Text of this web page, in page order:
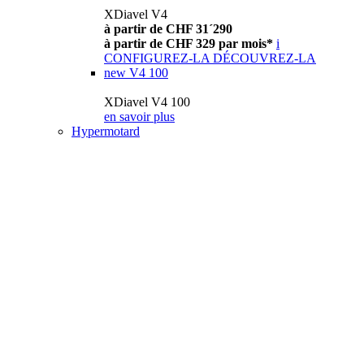
XDiavel V4
à partir de CHF 31´290
à partir de CHF 329 par mois* i
CONFIGUREZ-LA DÉCOUVREZ-LA
new V4 100
XDiavel V4 100
en savoir plus
Hypermotard